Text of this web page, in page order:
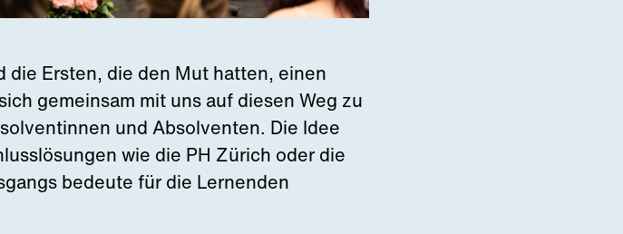
die Ersten, die den Mut hatten, einen
gemeinsam mit uns auf diesen Weg zu
und Absolventen. Die Idee
wie die PH Zürich oder die
bedeute für die Lernenden